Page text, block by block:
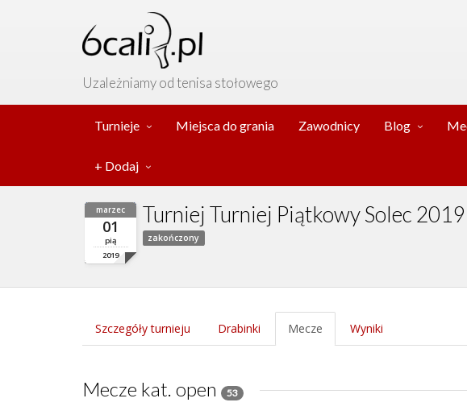
Uzależniamy od tenisa stołowego
Turnieje Miejsca do grania Zawodnicy Blog
+ Dodaj
marzec
01
pią
2019
Turniej Turniej Piątkowy Solec
zakończony
Szczegóły turnieju Drabinki Mecze Wyniki
Mecze kat. open 53